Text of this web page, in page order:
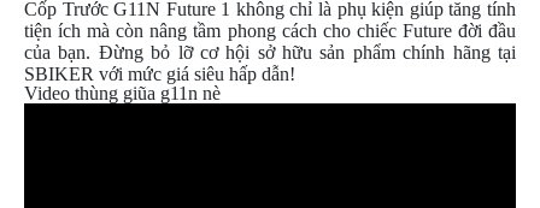
Cốp Trước G11N Future 1 không chỉ là phụ kiện giúp tăng tính
tiện ích mà còn nâng tầm phong cách cho chiếc Future đời đầu
của bạn. Đừng bỏ lỡ cơ hội sở hữu sản phẩm chính hãng tại
SBIKER với mức giá siêu hấp dẫn!
Video thùng giũa g11n nè